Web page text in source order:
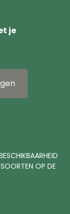
je
OP DE